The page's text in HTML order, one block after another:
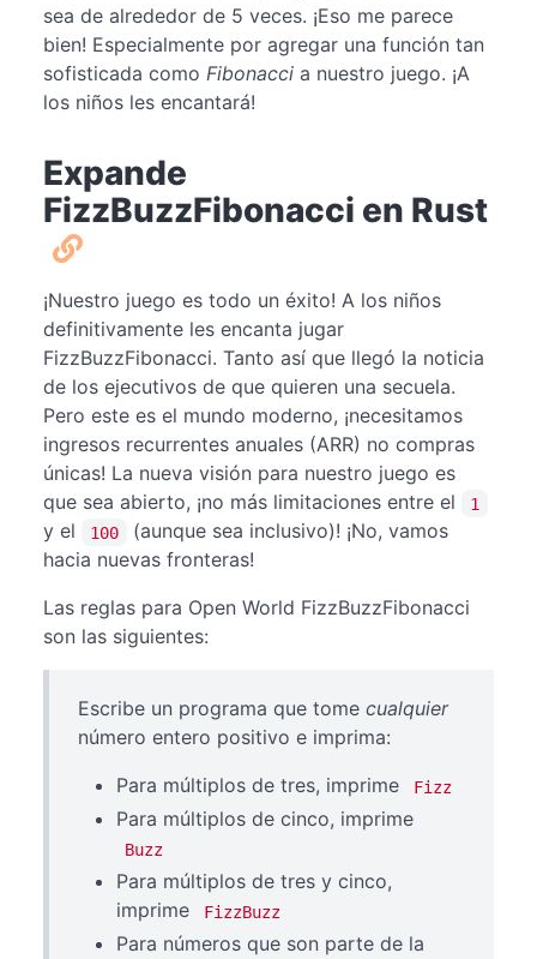
sea de alrededor de 5 veces. ¡Eso me parece
bien! Especialmente por agregar una función tan
sofisticada como Fibonacci a nuestro juego. ¡A
los niños les encantará!
Expande
FizzBuzzFibonacci en Rust
¡Nuestro juego es todo un éxito! A los niños
definitivamente les encanta jugar
FizzBuzzFibonacci. Tanto así que llegó la noticia
de los ejecutivos de que quieren una secuela.
Pero este es el mundo moderno, ¡necesitamos
ingresos recurrentes anuales (ARR) no compras
únicas! La nueva visión para nuestro juego es
que sea abierto, ¡no más limitaciones entre el
1
y el 100
(aunque sea inclusivo)! ¡No, vamos
hacia nuevas fronteras!
Las reglas para Open World FizzBuzzFibonacci
son las siguientes:
Escribe un programa que tome cualquier
número entero positivo e imprima:
Para múltiplos de tres, imprime
Fizz
Para múltiplos de cinco, imprime
Buzz
Para múltiplos de tres y cinco,
imprime
FizzBuzz
Para números que son parte de la